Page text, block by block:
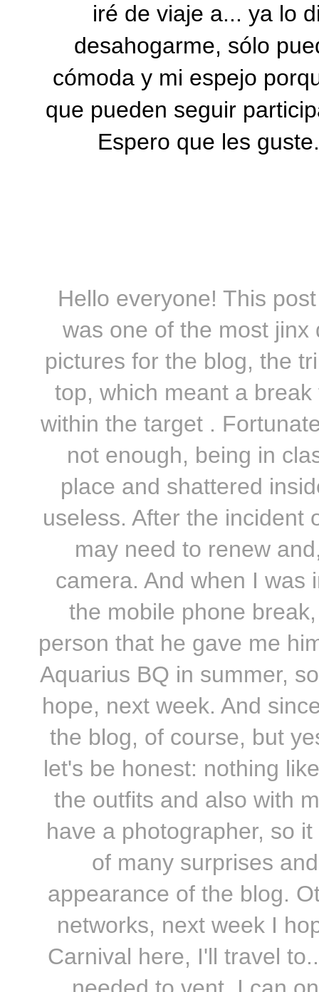
iré de viaje a... ya lo
desahogarme, sólo
cómoda y mi espejo
que pueden seguir
Espero que les
Hello everyone! This
was one of the most
pictures for the blog, the
top, which meant a
within the target .
not enough, being in
place and shattered
useless. After the incident
may need to renew
camera. And when I was
the mobile phone
person that he gave me
Aquarius BQ in summer,
hope, next week. And
the blog, of course, but
let's be honest: nothing
the outfits and also with
have a photographer, so
of many surprises
appearance of the blog.
networks, next week I
Carnival here, I'll travel